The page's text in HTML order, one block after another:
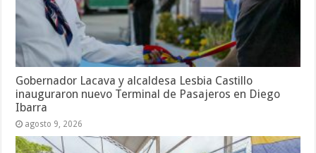
Gobernador Lacava y alcaldesa Lesbia Castillo
inauguraron nuevo Terminal de Pasajeros en Diego
Ibarra
agosto 9, 2026